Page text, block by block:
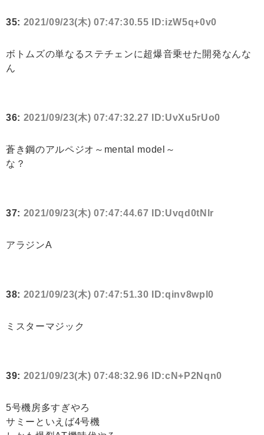
35: 2021/09/23(木) 07:47:30.55 ID:izW5q+0v0
ボトムズの単なるステチェンに超爆音乗せた開発なんな
ん
36: 2021/09/23(木) 07:47:32.27 ID:UvXu5rUo0
蒼き鋼のアルペジオ～mental model～
な？
37: 2021/09/23(木) 07:47:44.67 ID:Uvqd0tNlr
アラジンA
38: 2021/09/23(木) 07:47:51.30 ID:qinv8wpl0
ミスターマジック
39: 2021/09/23(木) 07:48:32.96 ID:cN+P2Nqn0
5号機房多すぎやろ
サミーといえば4号機